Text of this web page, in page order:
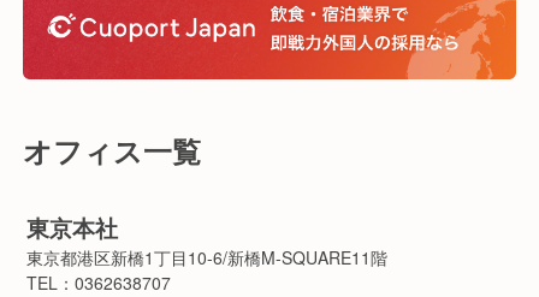
オフィス一覧
東京本社
東京都港区新橋1丁目10-6/新橋M-SQUARE11階
TEL：0362638707